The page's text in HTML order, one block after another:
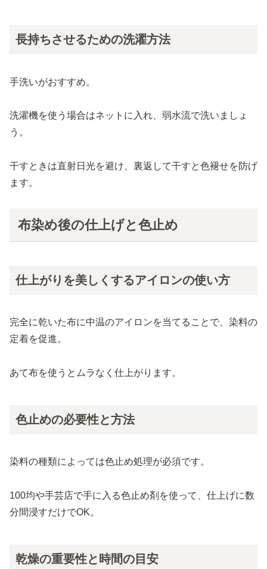
長持ちさせるための洗濯方法
手洗いがおすすめ。
洗濯機を使う場合はネットに入れ、弱水流で洗いましょ
う。
干すときは直射日光を避け、裏返して干すと色褪せを防げ
ます。
布染め後の仕上げと色止め
仕上がりを美しくするアイロンの使い方
完全に乾いた布に中温のアイロンを当てることで、染料の
定着を促進。
あて布を使うとムラなく仕上がります。
色止めの必要性と方法
染料の種類によっては色止め処理が必須です。
100均や手芸店で手に入る色止め剤を使って、仕上げに数
分間浸すだけでOK。
乾燥の重要性と時間の目安